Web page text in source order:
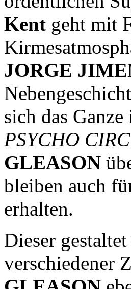
Kent geht mit
JORGE
sich das
PSYCHO
GLEASON
bleiben auch
erhalten.
Dieser
verschiedener